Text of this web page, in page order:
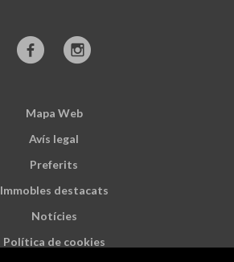
Mapa Web
Avís legal
Preferits
Immobles destacats
Notícies
Política de cookies